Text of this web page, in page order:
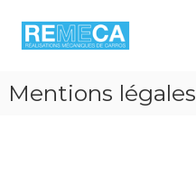
Mentions légales